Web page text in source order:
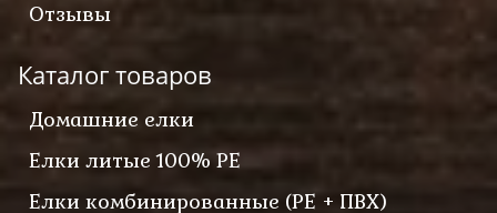
Отзывы
Каталог товаров
Домашние елки
Елки литые 100% PE
Елки комбинированные (PE + ПВХ)